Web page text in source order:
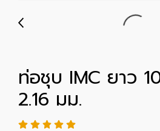
ท่อชุบ IMC ยาว
2.16 มม.